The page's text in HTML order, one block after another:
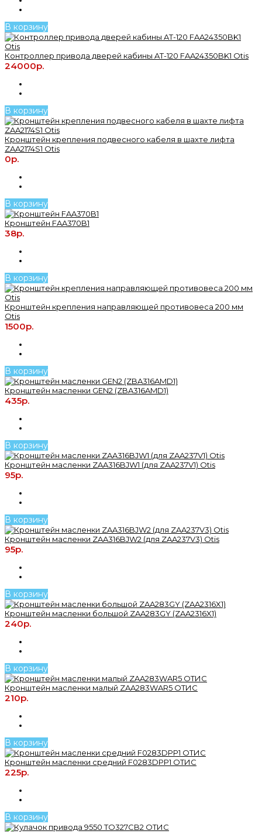
В корзину
Контроллер привода дверей кабины AT-120 FAA24350BK1 Otis
24000р.
В корзину
Кронштейн крепления подвесного кабеля в шахте лифта
ZAA2174S1 Otis
0р.
В корзину
Кронштейн FAA370B1
38р.
В корзину
Кронштейн крепления направляющей противовеса 200 мм
Otis
1500р.
В корзину
Кронштейн масленки GEN2 (ZBA316AMD1)
435р.
В корзину
Кронштейн масленки ZAA316BJW1 (для ZAA237V1) Otis
95р.
В корзину
Кронштейн масленки ZAA316BJW2 (для ZAA237V3) Otis
95р.
В корзину
Кронштейн масленки большой ZAA283GY (ZAA2316X1)
240р.
В корзину
Кронштейн масленки малый ZAA283WAR5 ОТИС
210р.
В корзину
Кронштейн масленки средний F0283DPP1 ОТИС
225р.
В корзину